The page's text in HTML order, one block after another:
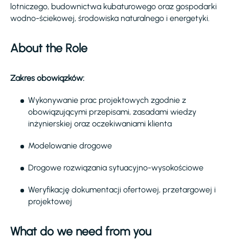
lotniczego, budownictwa kubaturowego oraz gospodarki
wodno-ściekowej, środowiska naturalnego i energetyki.
About the Role
Zakres obowiązków:
Wykonywanie prac projektowych zgodnie z
obowiązującymi przepisami, zasadami wiedzy
inżynierskiej oraz oczekiwaniami klienta
Modelowanie drogowe
Drogowe rozwiązania sytuacyjno-wysokościowe
Weryfikację dokumentacji ofertowej, przetargowej i
projektowej
What do we need from you